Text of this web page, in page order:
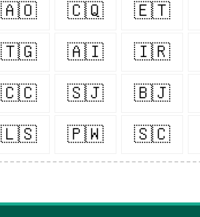
🇦🇴 🇨🇶 🇪🇹
🇹🇬 🇦🇮 🇮🇷
🇨🇨 🇸🇯 🇧🇯
🇱🇸 🇵🇼 🇸🇨